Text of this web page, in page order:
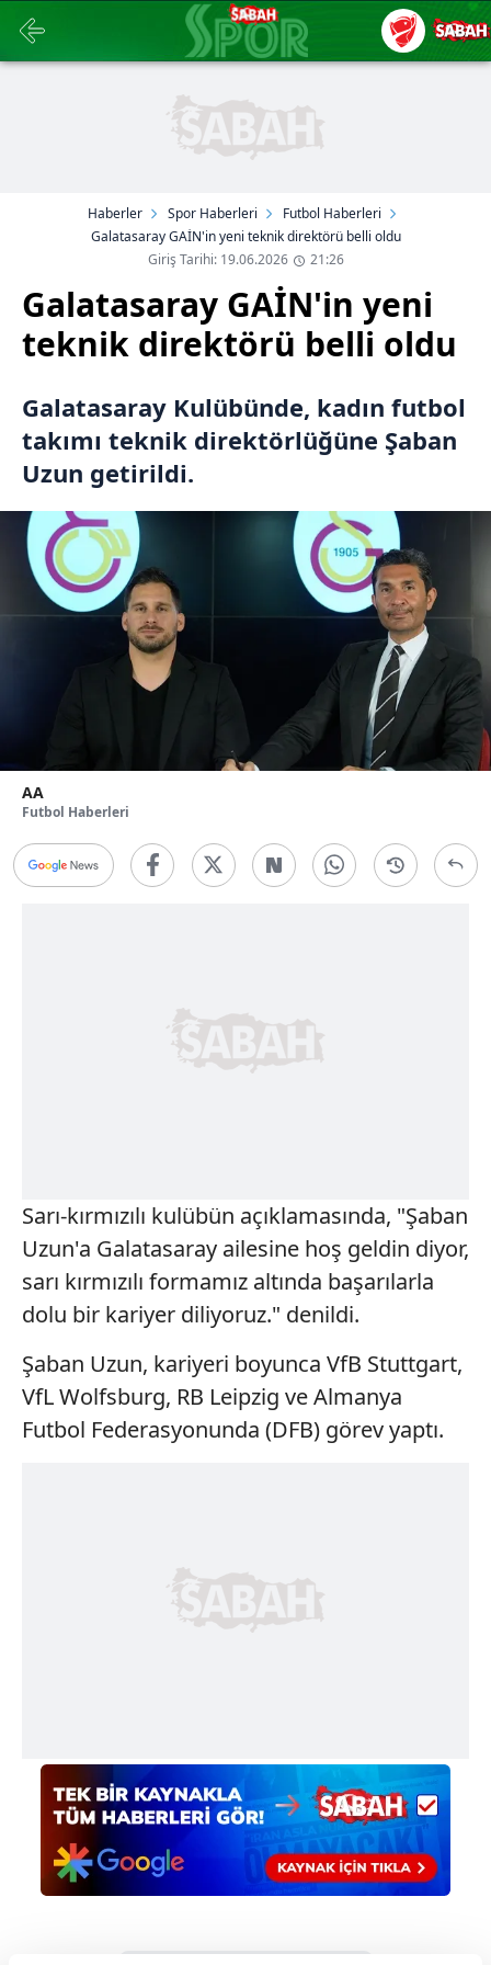
Haberler Spor Haberleri
Futbol Haberleri
Galatasaray GAİN'in yeni teknik direktörü belli oldu
Giriş Tarihi: 19.06.2026
21:26
Galatasaray GAİN'in yeni
teknik direktörü belli oldu
Galatasaray Kulübünde, kadın futbol
takımı teknik direktörlüğüne Şaban
Uzun getirildi.
AA
Futbol Haberleri
Sarı-kırmızılı kulübün açıklamasında, "Şaban
Uzun'a Galatasaray ailesine hoş geldin diyor,
sarı kırmızılı formamız altında başarılarla
dolu bir kariyer diliyoruz." denildi.
Şaban Uzun, kariyeri boyunca VfB Stuttgart,
VfL Wolfsburg, RB Leipzig ve Almanya
Futbol Federasyonunda (DFB) görev yaptı.